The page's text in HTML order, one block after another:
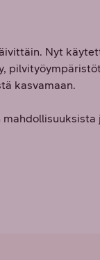
Nyt
kasvamaan.